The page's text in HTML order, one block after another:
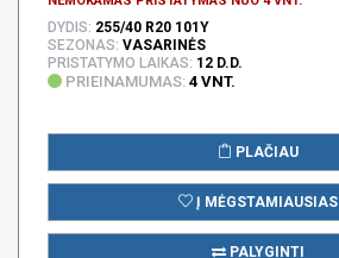
DYDIS: 255/40 R20 101Y
SEZONAS: VASARINĖS
PRISTATYMO LAIKAS: 12 D.D.
PRIEINAMUMAS: 4 VNT.
PLAČIAU
Į MĖGSTAMIAUSIAS
PALYGINTI